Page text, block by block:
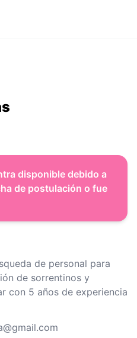
disponible debido a
de postulación o fue
de personal para
de sorrentinos y
con 5 años de experiencia